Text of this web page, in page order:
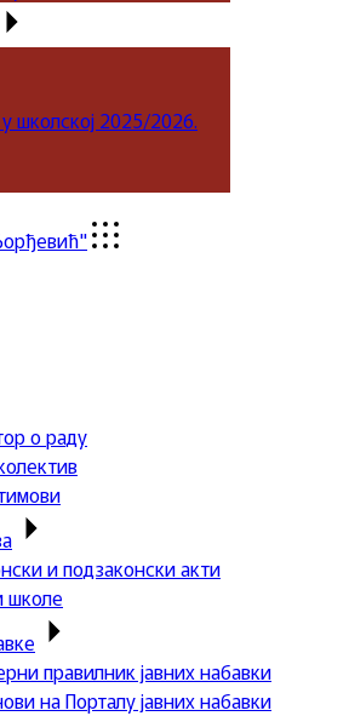
школској 2025/2026.
о раду
и подзаконски акти
школе
правилник јавних набавки
на Порталу јавних набавки